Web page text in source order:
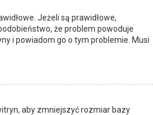
Jeżeli są prawidłowe,
że problem powoduje
i powiadom go o tym problemie. Musi
aby zmniejszyć rozmiar bazy